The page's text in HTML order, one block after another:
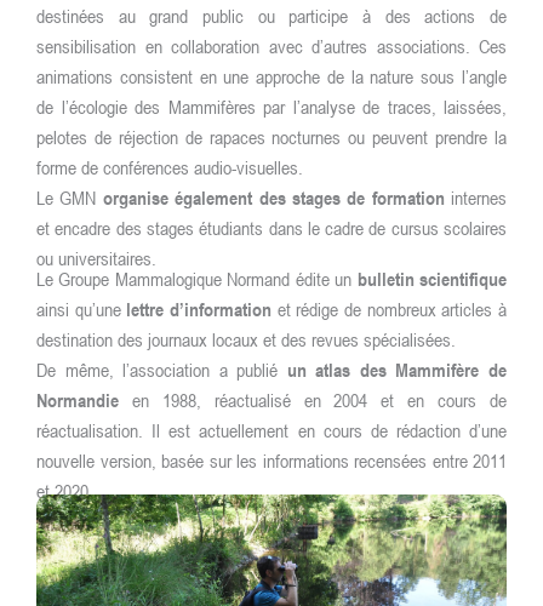
destinées au grand public ou participe à des actions de
sensibilisation en collaboration avec d’autres associations. Ces
animations consistent en une approche de la nature sous l’angle
de l’écologie des Mammifères par l’analyse de traces, laissées,
pelotes de réjection de rapaces nocturnes ou peuvent prendre la
forme de conférences audio-visuelles.
Le GMN organise également des stages de formation internes
et encadre des stages étudiants dans le cadre de cursus scolaires
ou universitaires.
Le Groupe Mammalogique Normand édite un bulletin scientifique
ainsi qu’une lettre d’information et rédige de nombreux articles à
destination des journaux locaux et des revues spécialisées.
De même, l’association a publié un atlas des Mammifère de
Normandie en 1988, réactualisé en 2004 et en cours de
réactualisation. Il est actuellement en cours de rédaction d’une
nouvelle version, basée sur les informations recensées entre 2011
et 2020.